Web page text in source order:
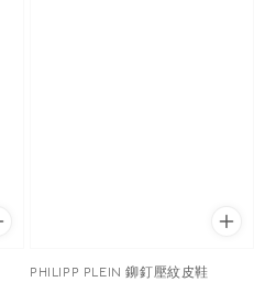
PHILIPP PLEIN 鉚釘壓紋皮鞋